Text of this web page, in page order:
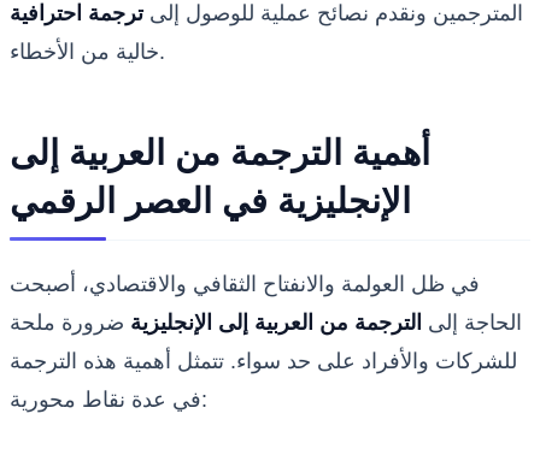
المترجمين ونقدم نصائح عملية للوصول إلىترجمة احترافية
خالية من الأخطاء.
أهمية الترجمة من العربية إلى
الإنجليزية في العصر الرقمي
في ظل العولمة والانفتاح الثقافي والاقتصادي، أصبحت
الحاجة إلى الترجمة من العربية إلى الإنجليزية ضرورة ملحة
للشركات والأفراد على حد سواء. تتمثل أهمية هذه الترجمة
في عدة نقاط محورية: